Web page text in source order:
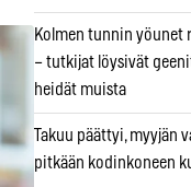
Kolmen tunnin yöunet
– tutkijat löysivät
heidät muista
Takuu päättyi, myyjän
pitkään kodinkoneen